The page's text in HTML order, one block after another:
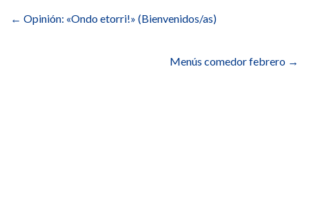
de
← Opinión: «Ondo etorri!» (Bienvenidos/as)
Menús comedor febrero →